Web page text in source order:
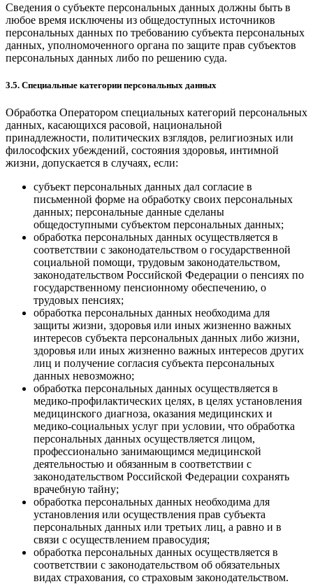
Сведения о субъекте персональных данных должны быть в
любое время исключены из общедоступных источников
персональных данных по требованию субъекта персональных
данных, уполномоченного органа по защите прав субъектов
персональных данных либо по решению суда.
3.5. Специальные категории персональных данных
Обработка Оператором специальных категорий персональных
данных, касающихся расовой, национальной
принадлежности, политических взглядов, религиозных или
философских убеждений, состояния здоровья, интимной
жизни, допускается в случаях, если:
субъект персональных данных дал согласие в
письменной форме на обработку своих персональных
данных; персональные данные сделаны
общедоступными субъектом персональных данных;
обработка персональных данных осуществляется в
соответствии с законодательством о государственной
социальной помощи, трудовым законодательством,
законодательством Российской Федерации о пенсиях по
государственному пенсионному обеспечению, о
трудовых пенсиях;
обработка персональных данных необходима для
защиты жизни, здоровья или иных жизненно важных
интересов субъекта персональных данных либо жизни,
здоровья или иных жизненно важных интересов других
лиц и получение согласия субъекта персональных
данных невозможно;
обработка персональных данных осуществляется в
медико-профилактических целях, в целях установления
медицинского диагноза, оказания медицинских и
медико-социальных услуг при условии, что обработка
персональных данных осуществляется лицом,
профессионально занимающимся медицинской
деятельностью и обязанным в соответствии с
законодательством Российской Федерации сохранять
врачебную тайну;
обработка персональных данных необходима для
установления или осуществления прав субъекта
персональных данных или третьих лиц, а равно и в
связи с осуществлением правосудия;
обработка персональных данных осуществляется в
соответствии с законодательством об обязательных
видах страхования, со страховым законодательством.